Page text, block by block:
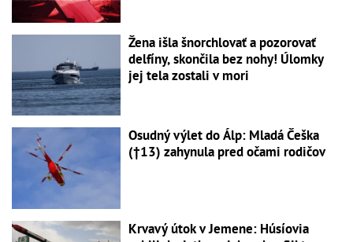
Žena išla šnorchlovať a pozorovať
delfíny, skončila bez nohy! Úlomky
jej tela zostali v mori
Osudný výlet do Álp: Mladá Češka
(†13) zahynula pred očami rodičov
Krvavý útok v Jemene: Húsíovia